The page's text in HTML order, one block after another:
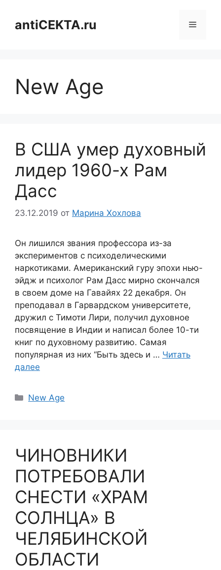
содержимому
antiCEKTA.ru Меню
New Age
В США умер духовный
лидер 1960-х Рам
Дасс
23.12.2019 от Марина Хохлова
Он лишился звания профессора из-за
экспериментов с психоделическими
наркотиками. Американский гуру эпохи нью-
эйдж и психолог Рам Дасс мирно скончался
в своем доме на Гавайях 22 декабря. Он
преподавал в Гарвардском университете,
дружил с Тимоти Лири, получил духовное
посвящение в Индии и написал более 10-ти
книг по духовному развитию. Самая
популярная из них “Быть здесь и … Читать
далее
Рубрики
New Age
ЧИНОВНИКИ
ПОТРЕБОВАЛИ
СНЕСТИ «ХРАМ
СОЛНЦА» В
ЧЕЛЯБИНСКОЙ
ОБЛАСТИ